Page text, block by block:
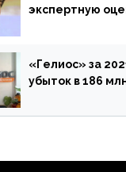
экспертную
«Гелиос» за
убыток в 186
реализации